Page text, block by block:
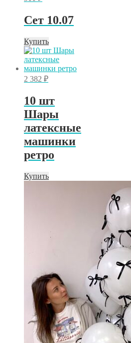
Сет 10.07
Купить
2 382 ₽
10 шт
Шары
латексные
машинки
ретро
Купить